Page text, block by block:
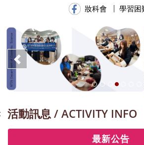
妝科會
學習困
上一頁
活動訊息 / ACTIVITY INFO
最新公告